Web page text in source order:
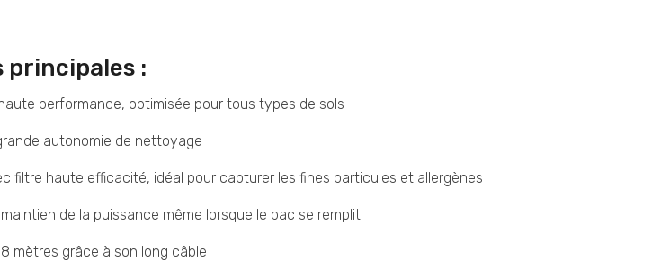
:
haute performance, optimisée pour tous types de sols
autonomie de nettoyage
filtre haute efficacité, idéal pour capturer les fines particules et allergènes
maintien de la puissance même lorsque le bac se remplit
mètres grâce à son long câble